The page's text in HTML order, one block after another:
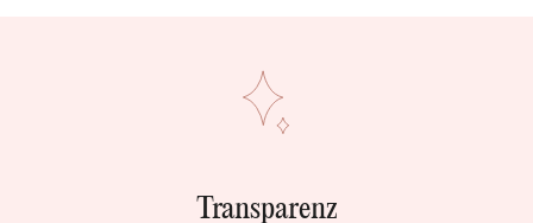
Transparenz